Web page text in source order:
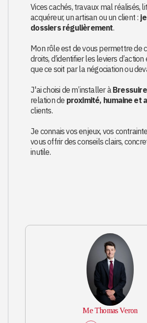
Vices cachés, travaux mal réalisés,
acquéreur, un artisan ou un client :
dossiers régulièrement.
Mon rôle est de vous permettre de
droits, d’identifier les leviers
que ce soit par la négociation ou
J'ai choisi de m’installer àBressuire
relation de proximité, humaine et
clients.
Je connais vos enjeux, vos
vous offrir des conseils clairs,
inutile.
Me Thomas Veron